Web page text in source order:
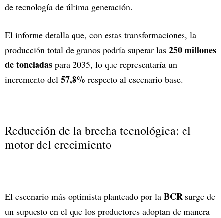
de tecnología de última generación.
El informe detalla que, con estas transformaciones, la
producción total de granos podría superar las 250 millones
de toneladas para 2035, lo que representaría un
incremento del 57,8% respecto al escenario base.
Reducción de la brecha tecnológica: el
motor del crecimiento
El escenario más optimista planteado por la BCR surge de
un supuesto en el que los productores adoptan de manera